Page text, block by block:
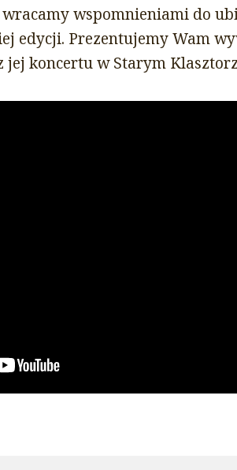
wspomnieniami do
edycji. Prezentujemy Wam
jej koncertu w Starym